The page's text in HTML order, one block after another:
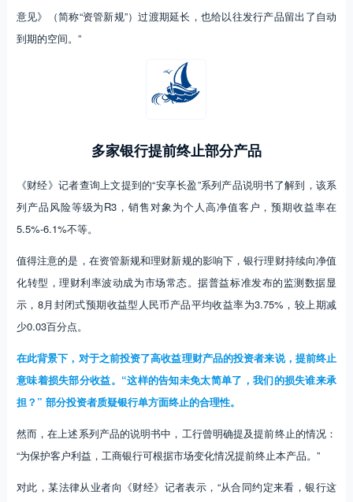
意见》（简称“资管新规”）过渡期延长，也给以往发行产品留出了自动
到期的空间。”
多家银行提前终止部分产品
《财经》记者查询上文提到的“安享长盈”系列产品说明书了解到，该系
列产品风险等级为R3，销售对象为个人高净值客户，预期收益率在
5.5%-6.1%不等。
值得注意的是，在资管新规和理财新规的影响下，银行理财持续向净值
化转型，理财利率波动成为市场常态。据普益标准发布的监测数据显
示，8月封闭式预期收益型人民币产品平均收益率为3.75%，较上期减
少0.03百分点。
在此背景下，对于之前投资了高收益理财产品的投资者来说，提前终止
意味着损失部分收益。“这样的告知未免太简单了，我们的损失谁来承
担？” 部分投资者质疑银行单方面终止的合理性。
然而，在上述系列产品的说明书中，工行曾明确提及提前终止的情况：
“为保护客户利益，工商银行可根据市场变化情况提前终止本产品。”
对此，某法律从业者向《财经》记者表示，“从合同约定来看，银行这